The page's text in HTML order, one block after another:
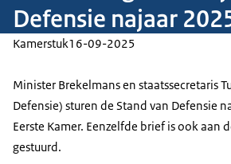
Defensie najaar
Kamerstuk16-09-2025
Minister Brekelmans en staatssecretaris
Defensie) sturen de Stand van Defensie
Eerste Kamer. Eenzelfde brief is ook aan
gestuurd.